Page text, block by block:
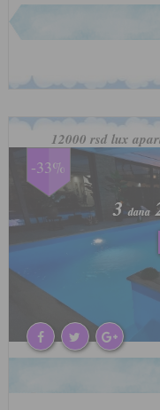
12000 rsd lux
-33%
3dana
3dana